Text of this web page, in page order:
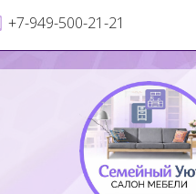
+7-949-500-21-21